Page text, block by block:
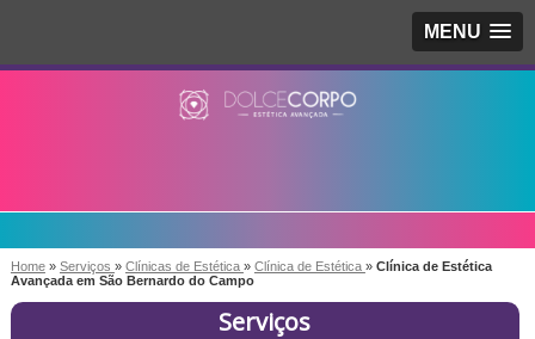
MENU
Home » Serviços » Clínicas de Estética » Clínica de Estética » Clínica de Estética
Avançada em São Bernardo do Campo
Serviços